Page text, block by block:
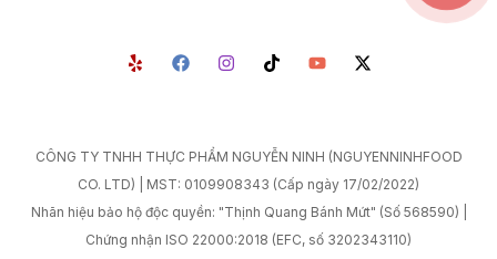
CÔNG TY TNHH THỰC PHẨM NGUYỄN NINH (NGUYENNINHFOOD
CO. LTD) | MST: 0109908343 (Cấp ngày 17/02/2022)
Nhãn hiệu bảo hộ độc quyền: "Thịnh Quang Bánh Mứt" (Số 568590) |
Chứng nhận ISO 22000:2018 (EFC, số 3202343110)